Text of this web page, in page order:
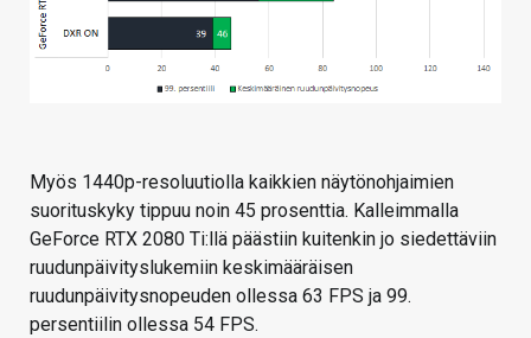
Myös 1440p-resoluutiolla kaikkien näytönohjaimien
suorituskyky tippuu noin 45 prosenttia. Kalleimmalla
GeForce RTX 2080 Ti:llä päästiin kuitenkin jo siedettäviin
ruudunpäivityslukemiin keskimääräisen
ruudunpäivitysnopeuden ollessa 63 FPS ja 99.
persentiilin ollessa 54 FPS.